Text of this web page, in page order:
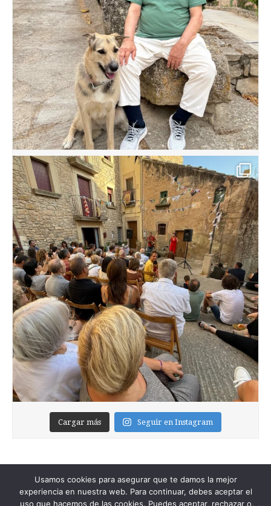
Cargar más Seguir en Instagram
Usamos cookies para asegurar que te damos la mejor
experiencia en nuestra web. Para continuar, debes aceptar el
uso que hacemos de las cookies. Puedes aceptar, rechazar o